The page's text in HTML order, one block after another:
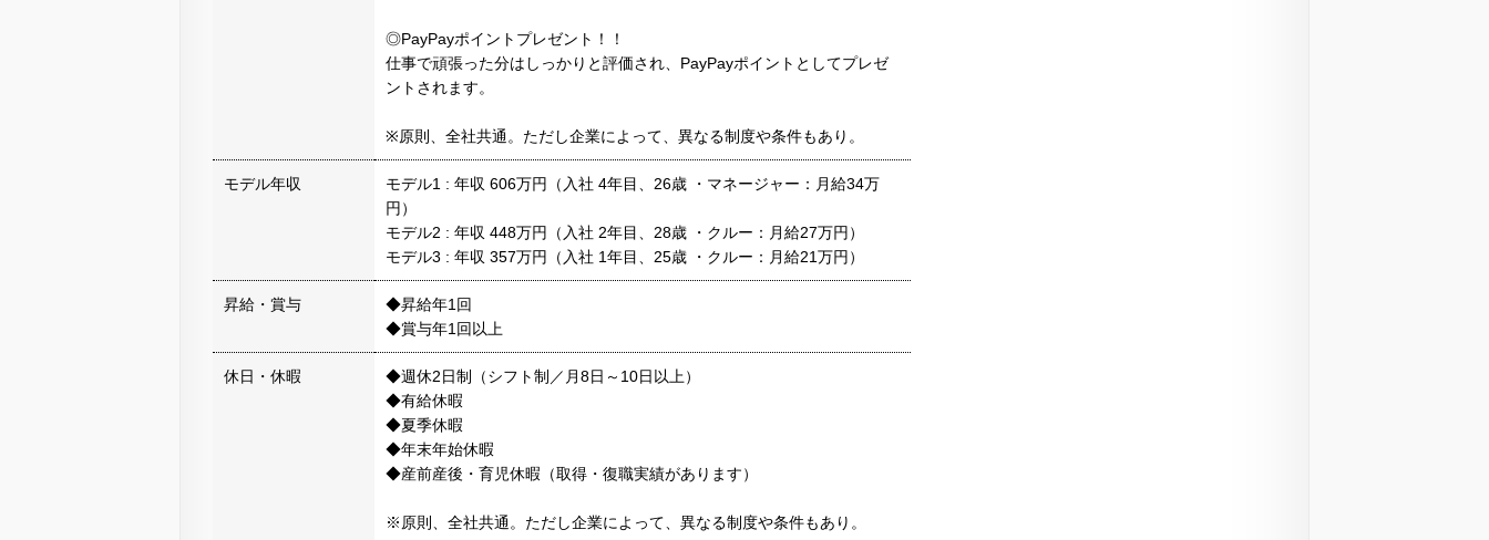
◎PayPayポイントプレゼント！！
仕事で頑張った分はしっかりと評価され、PayPayポイントとしてプレゼ
ントされます。
※原則、全社共通。ただし企業によって、異なる制度や条件もあり。
モデル年収
モデル1 : 年収 606万円（入社 4年目、26歳 ・マネージャー：月給34万
円）
モデル2 : 年収 448万円（入社 2年目、28歳 ・クルー：月給27万円）
モデル3 : 年収 357万円（入社 1年目、25歳 ・クルー：月給21万円）
昇給・賞与
◆昇給年1回
◆賞与年1回以上
休日・休暇
◆週休2日制（シフト制／月8日～10日以上）
◆有給休暇
◆夏季休暇
◆年末年始休暇
◆産前産後・育児休暇（取得・復職実績があります）
※原則、全社共通。ただし企業によって、異なる制度や条件もあり。